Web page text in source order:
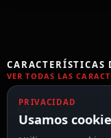
CARACTERÍSTICAS
VER TODAS LAS
GP
PRIVACIDAD
Usamos